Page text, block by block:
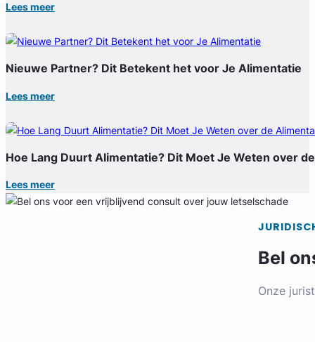
Lees meer
Nieuwe Partner? Dit Betekent het voor Je Alimentatie
Lees meer
Hoe Lang Duurt Alimentatie? Dit Moet Je Weten over
Lees meer
Bel
Onze